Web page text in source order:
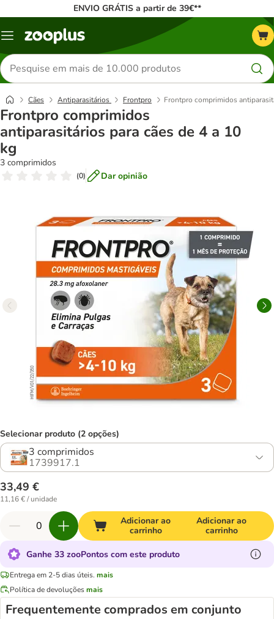
ENVIO GRÁTIS a partir de 39€**
Menu
Pesquisar
produtos
Cães Antiparasitários Frontpro Frontpro comprimidos
Frontpro comprimidos
antiparasitários para cães de 4 a 10
kg
3 comprimidos
(0) Dar opinião
Selecionar produto (2 opções)
3 comprimidos
1739917.1
33,49 €
11,16 € / unidade
Adicionar ao
carrinho
Adicionar ao
carrinho
Ganhe 33 zooPontos com este produto
Entrega em 2-5 dias úteis. mais
Política de devoluçõesmais
Frequentemente comprados em conjunto